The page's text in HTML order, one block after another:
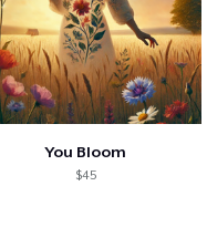
You Bloom
$45